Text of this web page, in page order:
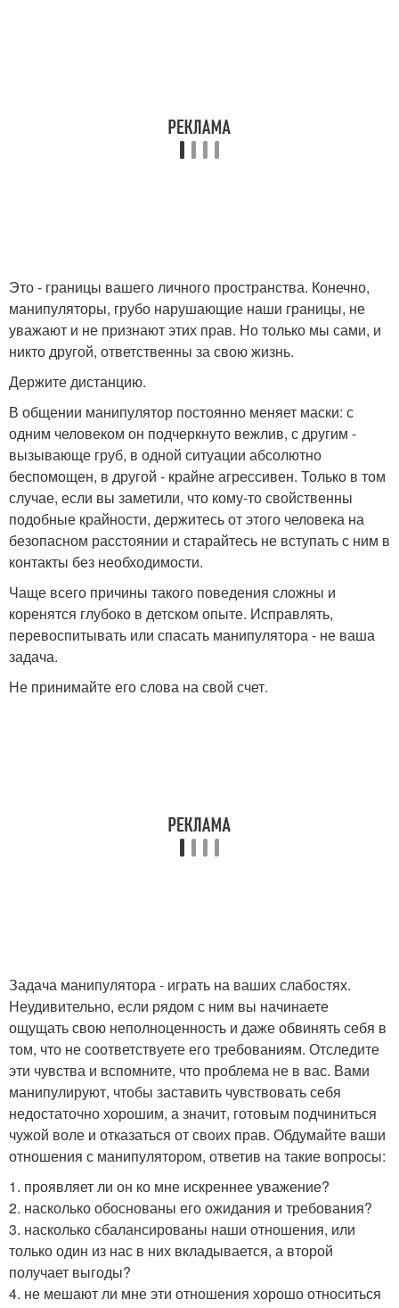
Это - границы вашего личного пространства. Конечно,
манипуляторы, грубо нарушающие наши границы, не
уважают и не признают этих прав. Но только мы сами, и
никто другой, ответственны за свою жизнь.
Держите дистанцию.
В общении манипулятор постоянно меняет маски: с
одним человеком он подчеркнуто вежлив, с другим -
вызывающе груб, в одной ситуации абсолютно
беспомощен, в другой - крайне агрессивен. Только в том
случае, если вы заметили, что кому-то свойственны
подобные крайности, держитесь от этого человека на
безопасном расстоянии и старайтесь не вступать с ним в
контакты без необходимости.
Чаще всего причины такого поведения сложны и
коренятся глубоко в детском опыте. Исправлять,
перевоспитывать или спасать манипулятора - не ваша
задача.
Не принимайте его слова на свой счет.
Задача манипулятора - играть на ваших слабостях.
Неудивительно, если рядом с ним вы начинаете
ощущать свою неполноценность и даже обвинять себя в
том, что не соответствуете его требованиям. Отследите
эти чувства и вспомните, что проблема не в вас. Вами
манипулируют, чтобы заставить чувствовать себя
недостаточно хорошим, а значит, готовым подчиниться
чужой воле и отказаться от своих прав. Обдумайте ваши
отношения с манипулятором, ответив на такие вопросы:
1. проявляет ли он ко мне искреннее уважение?
2. насколько обоснованы его ожидания и требования?
3. насколько сбалансированы наши отношения, или
только один из нас в них вкладывается, а второй
получает выгоды?
4. не мешают ли мне эти отношения хорошо относиться